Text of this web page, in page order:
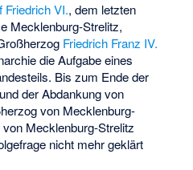
Friedrich VI., dem letzten
Mecklenburg-Strelitz,
Friedrich Franz IV.
die Aufgabe eines
Bis zum Ende der
der Abdankung von
von Mecklenburg-
Mecklenburg-Strelitz
nicht mehr geklärt